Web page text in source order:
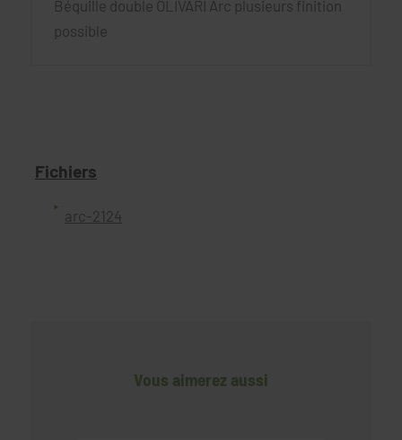
Béquille double OLIVARI Arc plusieurs finition
possible
Fichiers
arc-2124
Vous aimerez aussi